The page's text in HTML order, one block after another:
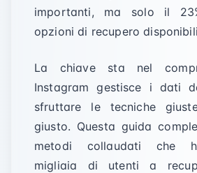
importanti, ma solo il
opzioni di recupero
La chiave sta nel
Instagram gestisce i dati
sfruttare le tecniche
giusto. Questa guida
metodi collaudati che
migliaia di utenti a